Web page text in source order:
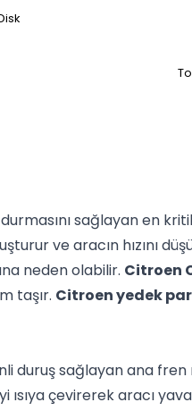
sağlayan en
ve aracın hızını
neden olabilir. Citroen
taşır. Citroen yedek
duruş sağlayan ana
çevirerek aracı